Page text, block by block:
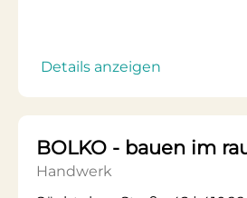
Details anzeigen
BOLKO - bauen im
Handwerk